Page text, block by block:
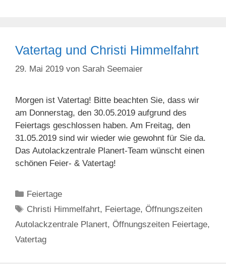
Vatertag und Christi Himmelfahrt
29. Mai 2019 von Sarah Seemaier
Morgen ist Vatertag! Bitte beachten Sie, dass wir
am Donnerstag, den 30.05.2019 aufgrund des
Feiertags geschlossen haben. Am Freitag, den
31.05.2019 sind wir wieder wie gewohnt für Sie da.
Das Autolackzentrale Planert-Team wünscht einen
schönen Feier- & Vatertag!
Kategorien
Feiertage
Schlagwörter
Christi Himmelfahrt, Feiertage,Öffnungszeiten
Autolackzentrale Planert, Öffnungszeiten Feiertage,
Vatertag